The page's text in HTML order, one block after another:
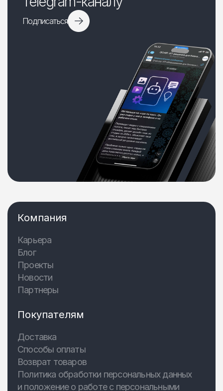
Подписаться
Компания
Карьера
Блог
Проекты
Новости
Партнеры
Покупателям
Доставка
Способы оплаты
Возврат товаров
Политика обработки персональных данных
и положение о работе с персональными